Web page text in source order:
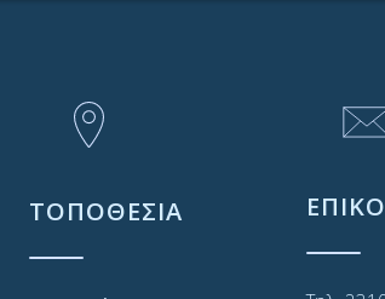
ΤΟΠΟΘΕΣΙΑ